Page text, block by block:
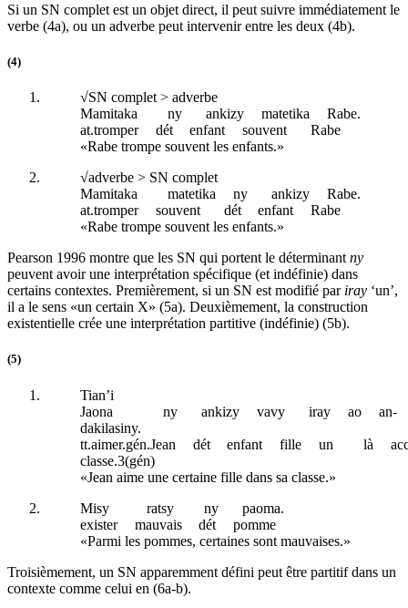
Si un SN complet est un objet direct, il peut suivre immédiatement le
verbe (4a), ou un adverbe peut intervenir entre les deux (4b).
(4)
√SN complet > adverbe
Mamitaka
ny ankizy matetika
Rabe.
at.tromper dét enfant souvent
Rabe
«Rabe trompe souvent les enfants.»
√adverbe > SN complet
Mamitaka
matetika ny ankizy
Rabe.
at.tromper souvent dét enfant
Rabe
«Rabe trompe souvent les enfants.»
Pearson 1996 montre que les SN qui portent le déterminant ny
peuvent avoir une interprétation spécifique (et indéfinie) dans
certains contextes. Premièrement, si un SN est modifié par iray ‘un’,
il a le sens «un certain X» (5a). Deuxièmement, la construction
existentielle crée une interprétation partitive (indéfinie) (5b).
(5)
Tian’i
Jaona
ny ankizy vavy iray ao
an-
dakilasiny.
tt.aimer.gén.Jean dét enfant fille un là
classe.3(gén)
«Jean aime une certaine fille dans sa classe.»
Misy
ratsy ny
paoma.
exister
mauvais dét
pomme
«Parmi les pommes, certaines sont mauvaises.»
Troisièmement, un SN apparemment défini peut être partitif dans un
contexte comme celui en (6a-b).